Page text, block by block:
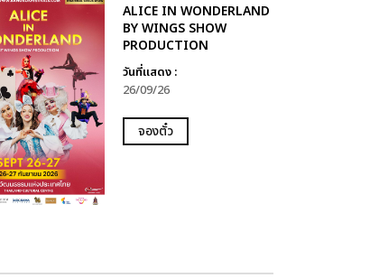
ALICE IN WONDERLAND
BY WINGS SHOW
PRODUCTION
วันที่แสดง :
26/09/26
จองตั๋ว